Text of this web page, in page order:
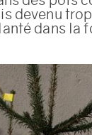
devenu
dans la